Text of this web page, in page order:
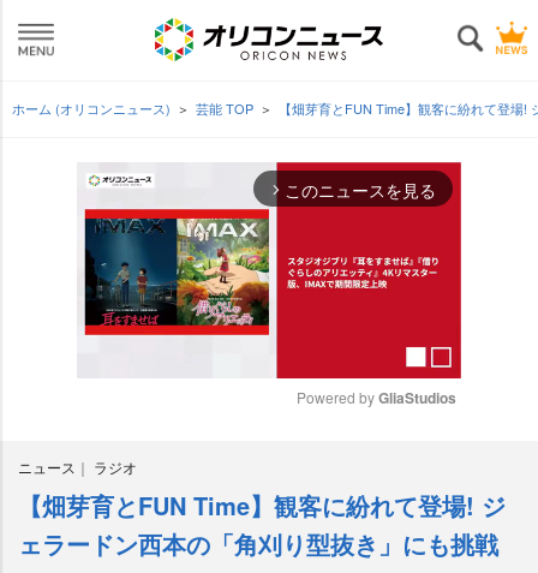
ホーム (オリコンニュース) 芸能 TOP 【畑芽育とFUN Time】観客に紛れて登
arrow_forward_ios このニュースを見る
e
Powered by GliaStudios
ニュース ラジオ
【畑芽育とFUN Time】観客に紛れて登場! ジ
ェラードン西本の「角刈り型抜き」にも挑戦